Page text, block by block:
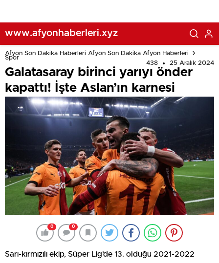
www.afyonhaberleri.xyz
Afyon Son Dakika Haberleri Afyon Son Dakika Afyon Haberleri
Spor
438
25 Aralık 2024
Galatasaray birinci yarıyı önder
kapattı! İşte Aslan’ın karnesi
0 0
Sarı-kırmızılı ekip, Süper Lig’de 13. olduğu 2021-2022